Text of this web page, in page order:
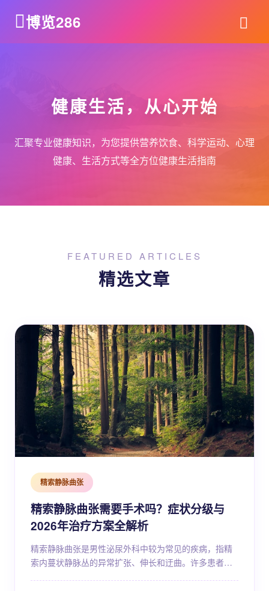
博览286
健康生活，从心开始
汇聚专业健康知识，为您提供营养饮食、科学运动、心理
健康、生活方式等全方位健康生活指南
FEATURED ARTICLES
精选文章
精索静脉曲张
精索静脉曲张需要手术吗？症状分级与
2026年治疗方案全解析
精索静脉曲张是男性泌尿外科中较为常见的疾病，指精
索内蔓状静脉丛的异常扩张、伸长和迂曲。许多患者在